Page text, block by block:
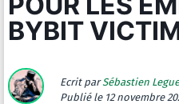
BYBIT
Ecrit parSébastien
Publié le 12 novembre